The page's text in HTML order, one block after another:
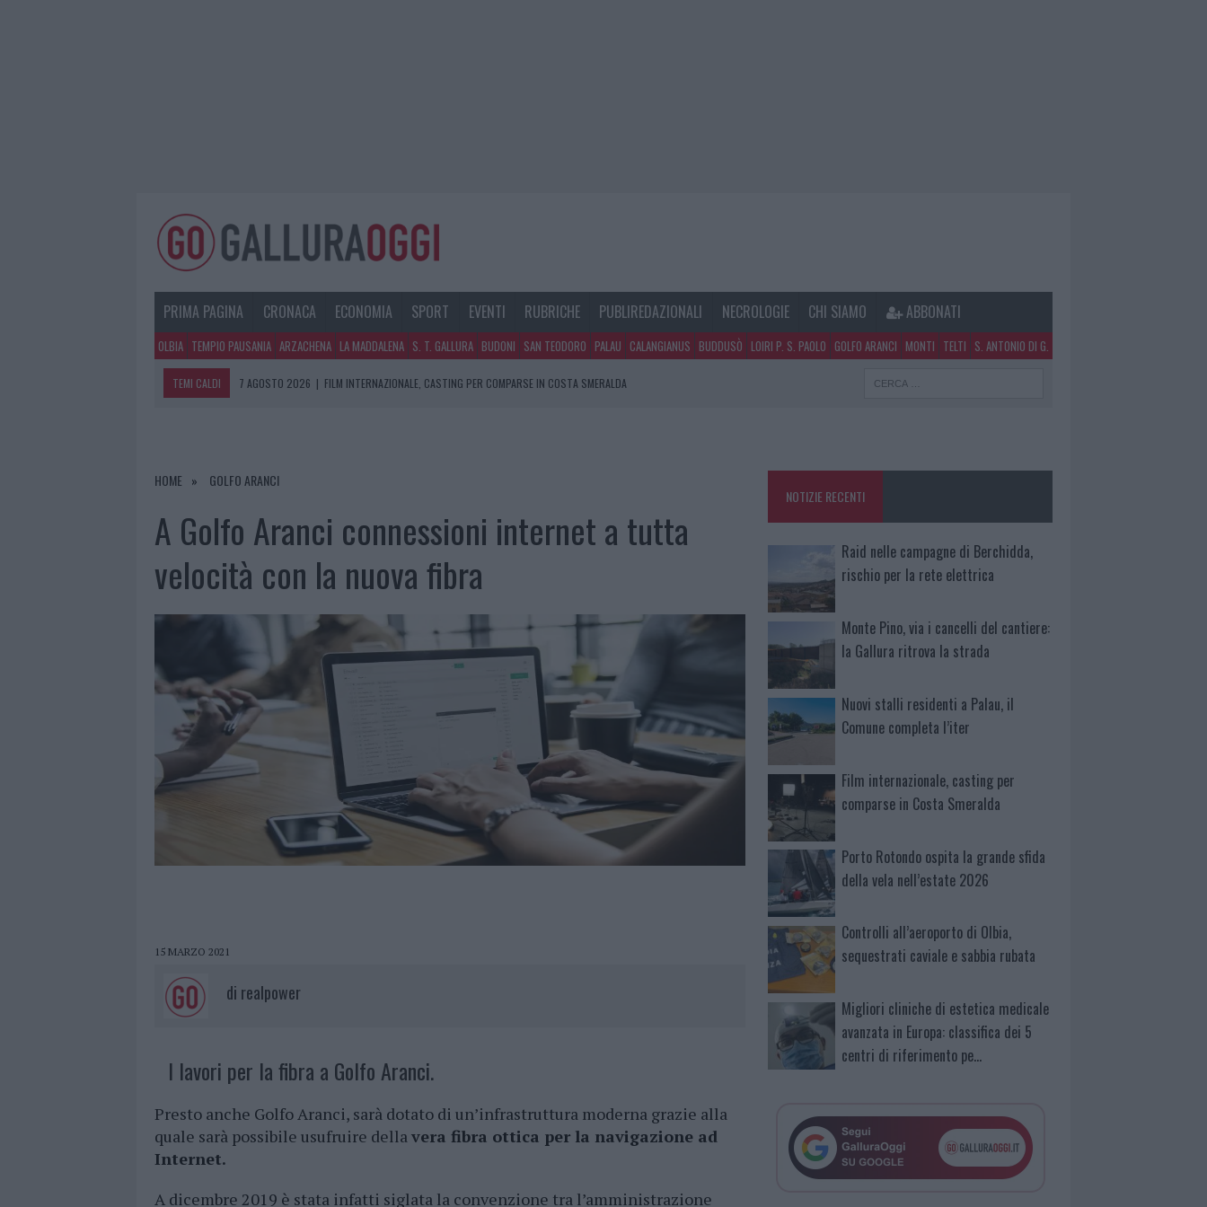
PRIMA PAGINA CRONACA ECONOMIA SPORT EVENTI RUBRICHE PUBLIREDAZIONALI NECROLOGIE CHI SIAMO ABBONATI
OLBIA TEMPIO PAUSANIA ARZACHENA LA MADDALENA S. T. GALLURA BUDONI SAN TEODORO PALAU CALANGIANUS BUDDUSÒ LOIRI P. S. PAOLO GOLFO ARANCI MONTI TELTI S. ANTONIO DI G.
TEMI CALDI 7 AGOSTO 2026 | FILM INTERNAZIONALE, CASTING PER COMPARSE IN COSTA SMERALDA
7 AGOSTO 2026 | NUOVI STALLI RESIDENTI A PALAU, IL COMUNE COMPLETA L’ITER
HOME GOLFO ARANCI
A Golfo Aranci connessioni internet a tutta
velocità con la nuova fibra
15 MARZO 2021
di realpower
I lavori per la fibra a Golfo Aranci.
Presto anche Golfo Aranci, sarà dotato di un’infrastruttura moderna grazie alla
quale sarà possibile usufruire dellavera fibra ottica per la navigazione ad
Internet.
A dicembre 2019 è stata infatti siglata la convenzione tra l’amministrazione
NOTIZIE RECENTI
Raid nelle campagne di Berchidda,
rischio per la rete elettrica
Monte Pino, via i cancelli del cantiere:
la Gallura ritrova la strada
Nuovi stalli residenti a Palau, il
Comune completa l’iter
Film internazionale, casting per
comparse in Costa Smeralda
Porto Rotondo ospita la grande sfida
della vela nell’estate 2026
Controlli all’aeroporto di Olbia,
sequestrati caviale e sabbia rubata
Migliori cliniche di estetica medicale
avanzata in Europa: classifica dei 5
centri di riferimento pe…